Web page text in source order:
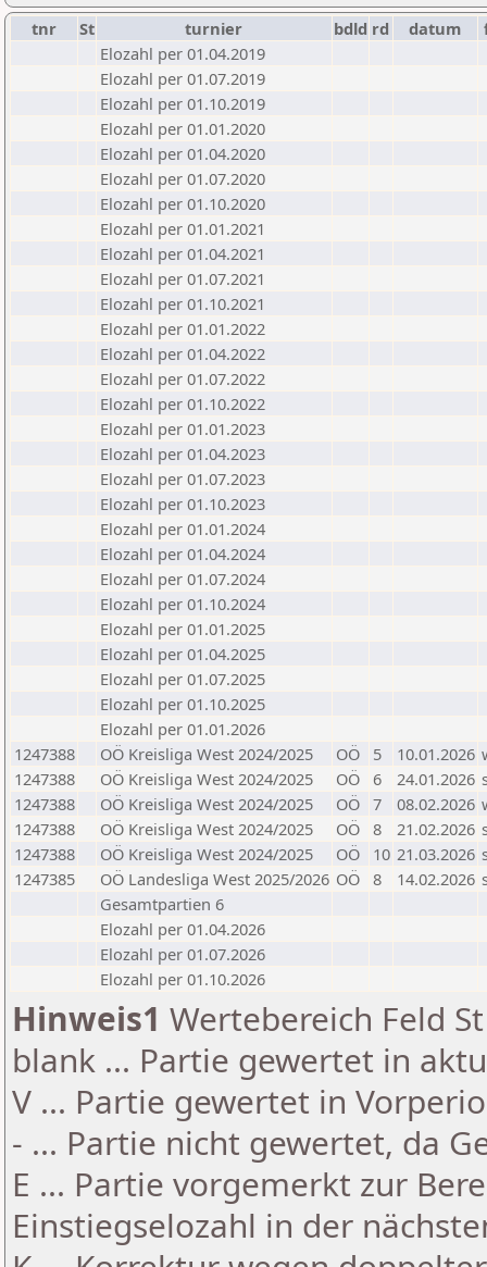
tnr St turnier bdld rd datum
Elozahl per 01.04.2019
Elozahl per 01.07.2019
Elozahl per 01.10.2019
Elozahl per 01.01.2020
Elozahl per 01.04.2020
Elozahl per 01.07.2020
Elozahl per 01.10.2020
Elozahl per 01.01.2021
Elozahl per 01.04.2021
Elozahl per 01.07.2021
Elozahl per 01.10.2021
Elozahl per 01.01.2022
Elozahl per 01.04.2022
Elozahl per 01.07.2022
Elozahl per 01.10.2022
Elozahl per 01.01.2023
Elozahl per 01.04.2023
Elozahl per 01.07.2023
Elozahl per 01.10.2023
Elozahl per 01.01.2024
Elozahl per 01.04.2024
Elozahl per 01.07.2024
Elozahl per 01.10.2024
Elozahl per 01.01.2025
Elozahl per 01.04.2025
Elozahl per 01.07.2025
Elozahl per 01.10.2025
Elozahl per 01.01.2026
1247388
OÖ Kreisliga West 2024/2025 OÖ 5 10.01.2026
1247388
OÖ Kreisliga West 2024/2025 OÖ 6 24.01.2026
1247388
OÖ Kreisliga West 2024/2025 OÖ 7 08.02.2026
1247388
OÖ Kreisliga West 2024/2025 OÖ 8 21.02.2026
1247388
OÖ Kreisliga West 2024/2025 OÖ 10 21.03.2026
1247385
OÖ Landesliga West 2025/2026 OÖ 8 14.02.2026
Gesamtpartien 6
Elozahl per 01.04.2026
Elozahl per 01.07.2026
Elozahl per 01.10.2026
Hinweis1 Wertebereich Feld
blank ... Partie gewertet in
V ... Partie gewertet in
- ... Partie nicht gewertet, da
E ... Partie vorgemerkt zur
Einstiegselozahl in der